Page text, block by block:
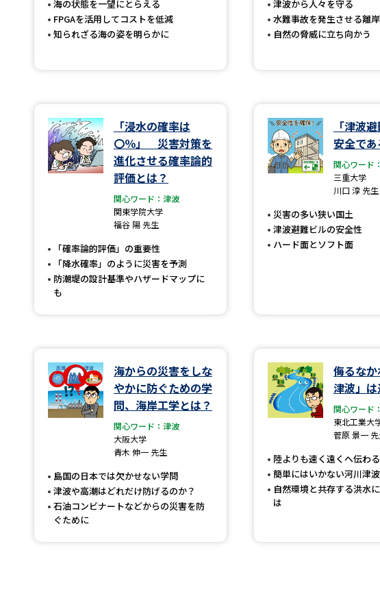
海の状態を一望にとらえる
FPGAを活用してコストを低減
知られざる海の姿を明らかに
津波から人々を守る
水難事故を発生させる離
自然の脅威に立ち向かう
「浸水の確率は
〇％」 災害対策を
進化させる確率論的
評価とは？
関心ワード：津波
関東学院大学
福谷 陽 先生
「確率論的評価」の重要性
「降水確率」のように災害を予測
防潮堤の設計基準やハザードマップに
も
「津波
安全で
関心ワード
三重大学
川口 淳 先生
災害の多い狭い国土
津波避難ビルの安全性
ハード面とソフト面
海からの災害をしな
やかに防ぐための学
問、海岸工学とは？
関心ワード：津波
大阪大学
青木 伸一 先生
島国の日本では欠かせない学問
津波や高潮はどれだけ防げるのか？
石油コンビナートなどからの災害を防
ぐために
侮るな
津波」
関心ワード
東北工業大
菅原 景一
陸よりも速く遠くへ伝わ
簡単にはいかない河川津
自然環境と共存する洪水
は